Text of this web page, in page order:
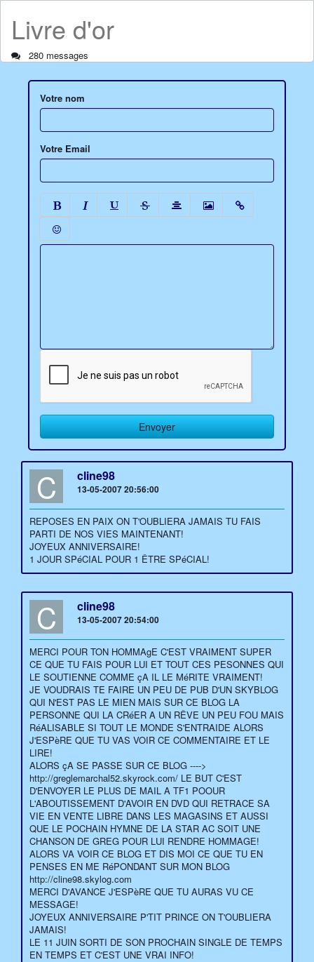
Livre d'or
280 messages
Votre nom
Votre Email
C cline98
13-05-2007 20:56:00
REPOSES EN PAIX ON T'OUBLIERA JAMAIS TU FAIS
PARTI DE NOS VIES MAINTENANT!
JOYEUX ANNIVERSAIRE!
1 JOUR SPéCIAL POUR 1 ÊTRE SPéCIAL!
C cline98
13-05-2007 20:54:00
MERCI POUR TON HOMMAgE C'EST VRAIMENT SUPER
CE QUE TU FAIS POUR LUI ET TOUT CES PESONNES QUI
LE SOUTIENNE COMME çA IL LE MéRITE VRAIMENT!
JE VOUDRAIS TE FAIRE UN PEU DE PUB D'UN SKYBLOG
QUI N'EST PAS LE MIEN MAIS SUR CE BLOG LA
PERSONNE QUI LA CRéER A UN RÊVE UN PEU FOU MAIS
RéALISABLE SI TOUT LE MONDE S'ENTRAIDE ALORS
J'ESPèRE QUE TU VAS VOIR CE COMMENTAIRE ET LE
LIRE!
ALORS çA SE PASSE SUR CE BLOG ---->
http://greglemarchal52.skyrock.com/ LE BUT C'EST
D'ENVOYER LE PLUS DE MAIL A TF1 POOUR
L'ABOUTISSEMENT D'AVOIR EN DVD QUI RETRACE SA
VIE EN VENTE LIBRE DANS LES MAGASINS ET AUSSI
QUE LE POCHAIN HYMNE DE LA STAR AC SOIT UNE
CHANSON DE GREG POUR LUI RENDRE HOMMAGE!
ALORS VA VOIR CE BLOG ET DIS MOI CE QUE TU EN
PENSES EN ME RéPONDANT SUR MON BLOG
http://cline98.skylog.com
MERCI D'AVANCE J'ESPèRE QUE TU AURAS VU CE
MESSAGE!
JOYEUX ANNIVERSAIRE P'TIT PRINCE ON T'OUBLIERA
JAMAIS!
LE 11 JUIN SORTI DE SON PROCHAIN SINGLE DE TEMPS
EN TEMPS ET C'EST UNE VRAI INFO!